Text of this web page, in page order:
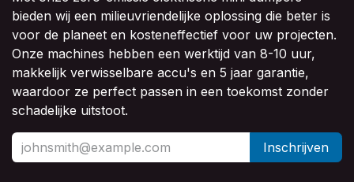
bieden wij een milieuvriendelijke oplossing die beter is
voor de planeet en kosteneffectief voor uw projecten.
Onze machines hebben een werktijd van 8-10 uur,
makkelijk verwisselbare accu's en 5 jaar garantie,
waardoor ze perfect passen in een toekomst zonder
schadelijke uitstoot.
Inschrijven